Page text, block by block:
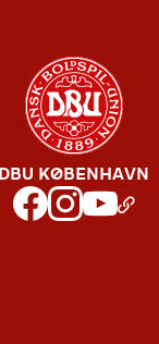
DBU KØBENHAVN